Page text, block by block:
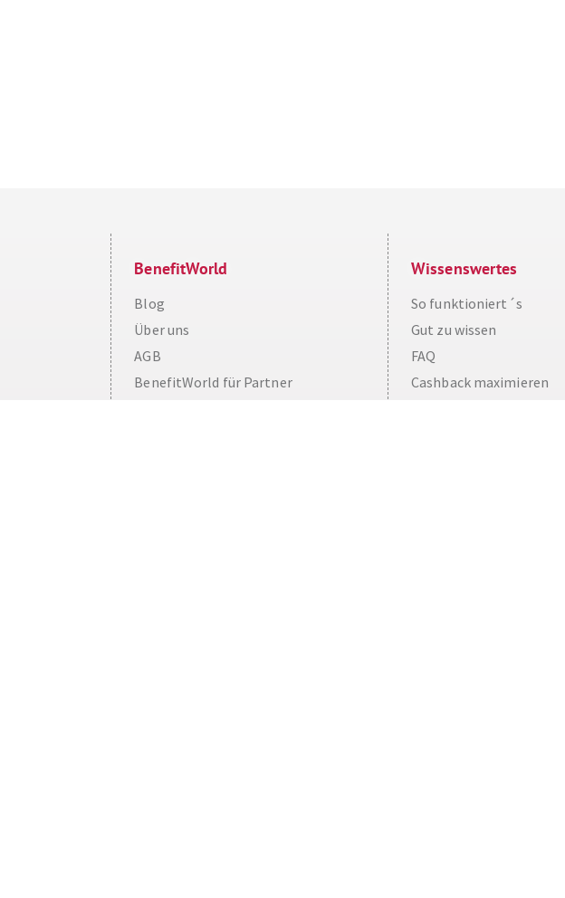
Cookie Consent plugin for the EU cookie law
BenefitWorld
Blog
Über uns
AGB
BenefitWorld für Partner
Wissenswertes
So funktioniert´s
Gut zu wissen
FAQ
Cashback maximieren